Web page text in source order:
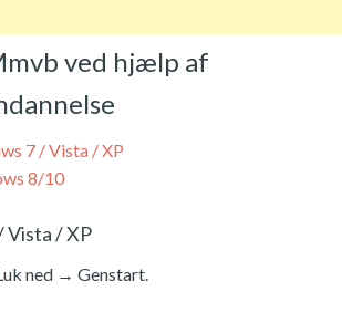
ved hjælp af
7 / Vista / XP
8/10
Vista / XP
ned → Genstart.